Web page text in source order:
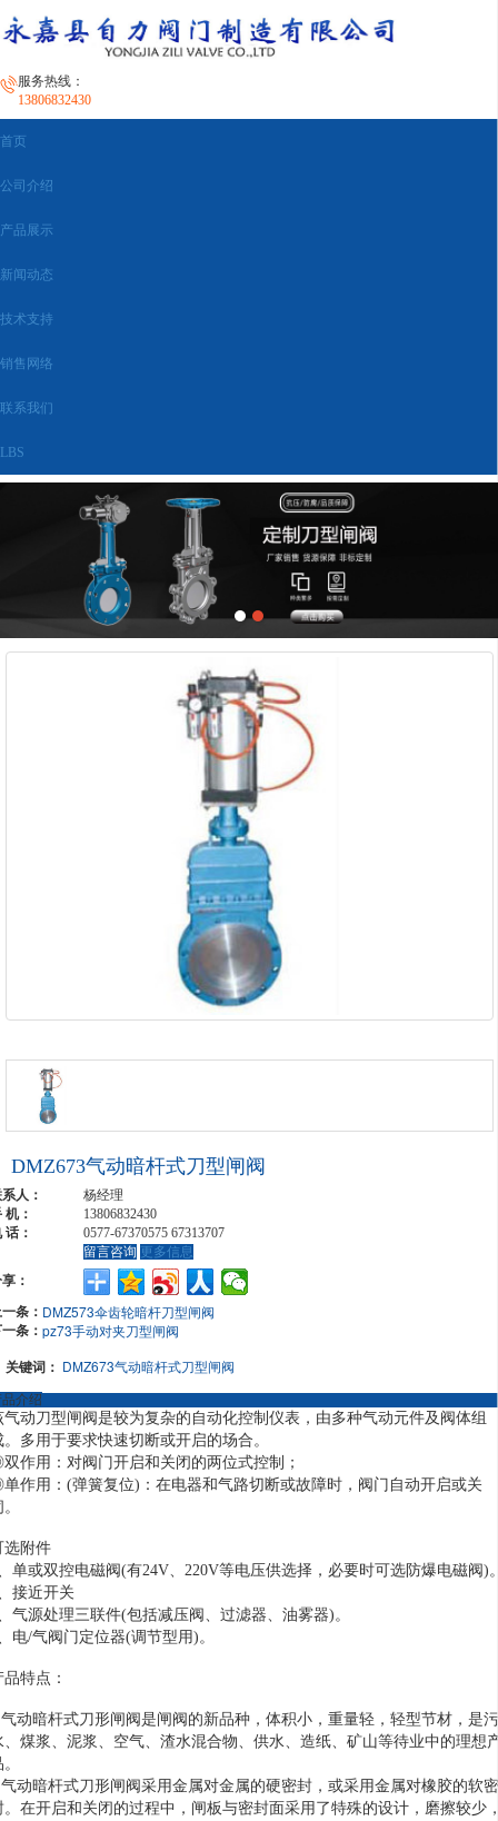
服务热线：
13806832430
首页
公司介绍
产品展示
新闻动态
技术支持
销售网络
联系我们
LBS
DMZ673气动暗杆式刀型闸阀
人：
杨经理
机：
13806832430
话：
0577-67370575 67313707
留言咨询 更多信息
：
条： DMZ573伞齿轮暗杆刀型闸阀
条： pz73手动对夹刀型闸阀
关键词： DMZ673气动暗杆式刀型闸阀
介绍
气动刀型闸阀是较为复杂的自动化控制仪表，由多种气动元件及阀体组
。多用于要求快速切断或开启的场合。
作用：对阀门开启和关闭的两位式控制；
作用：(弹簧复位)：在电器和气路切断或故障时，阀门自动开启或关
选附件
单或双控电磁阀(有24V、220V等电压供选择，必要时可选防爆电磁阀)
接近开关
气源处理三联件(包括减压阀、过滤器、油雾器)。
电/气阀门定位器(调节型用)。
品特点：
动暗杆式刀形闸阀是闸阀的新品种，体积小，重量轻，轻型节材，是污
、煤浆、泥浆、空气、渣水混合物、供水、造纸、矿山等待业中的理想
动暗杆式刀形闸阀采用金属对金属的硬密封，或采用金属对橡胶的软密
。在开启和关闭的过程中，闸板与密封面采用了特殊的设计，磨擦较少